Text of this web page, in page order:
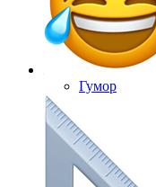
Гумор